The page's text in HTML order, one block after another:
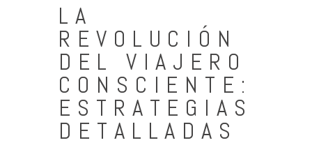
LA
REVOLUCIÓN
DEL VIAJERO
CONSCIENTE:
ESTRATEGIAS
DETALLADAS